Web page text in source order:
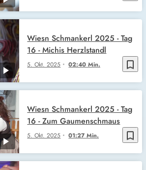
bookmark_border
5. Okt. 2025 02:40 Min.
Wiesn Schmankerl 2025 - Tag
16 - Michis Herzlstandl
bookmark_border
5. Okt. 2025 01:27 Min.
Wiesn Schmankerl 2025 - Tag
16 - Zum Gaumenschmaus